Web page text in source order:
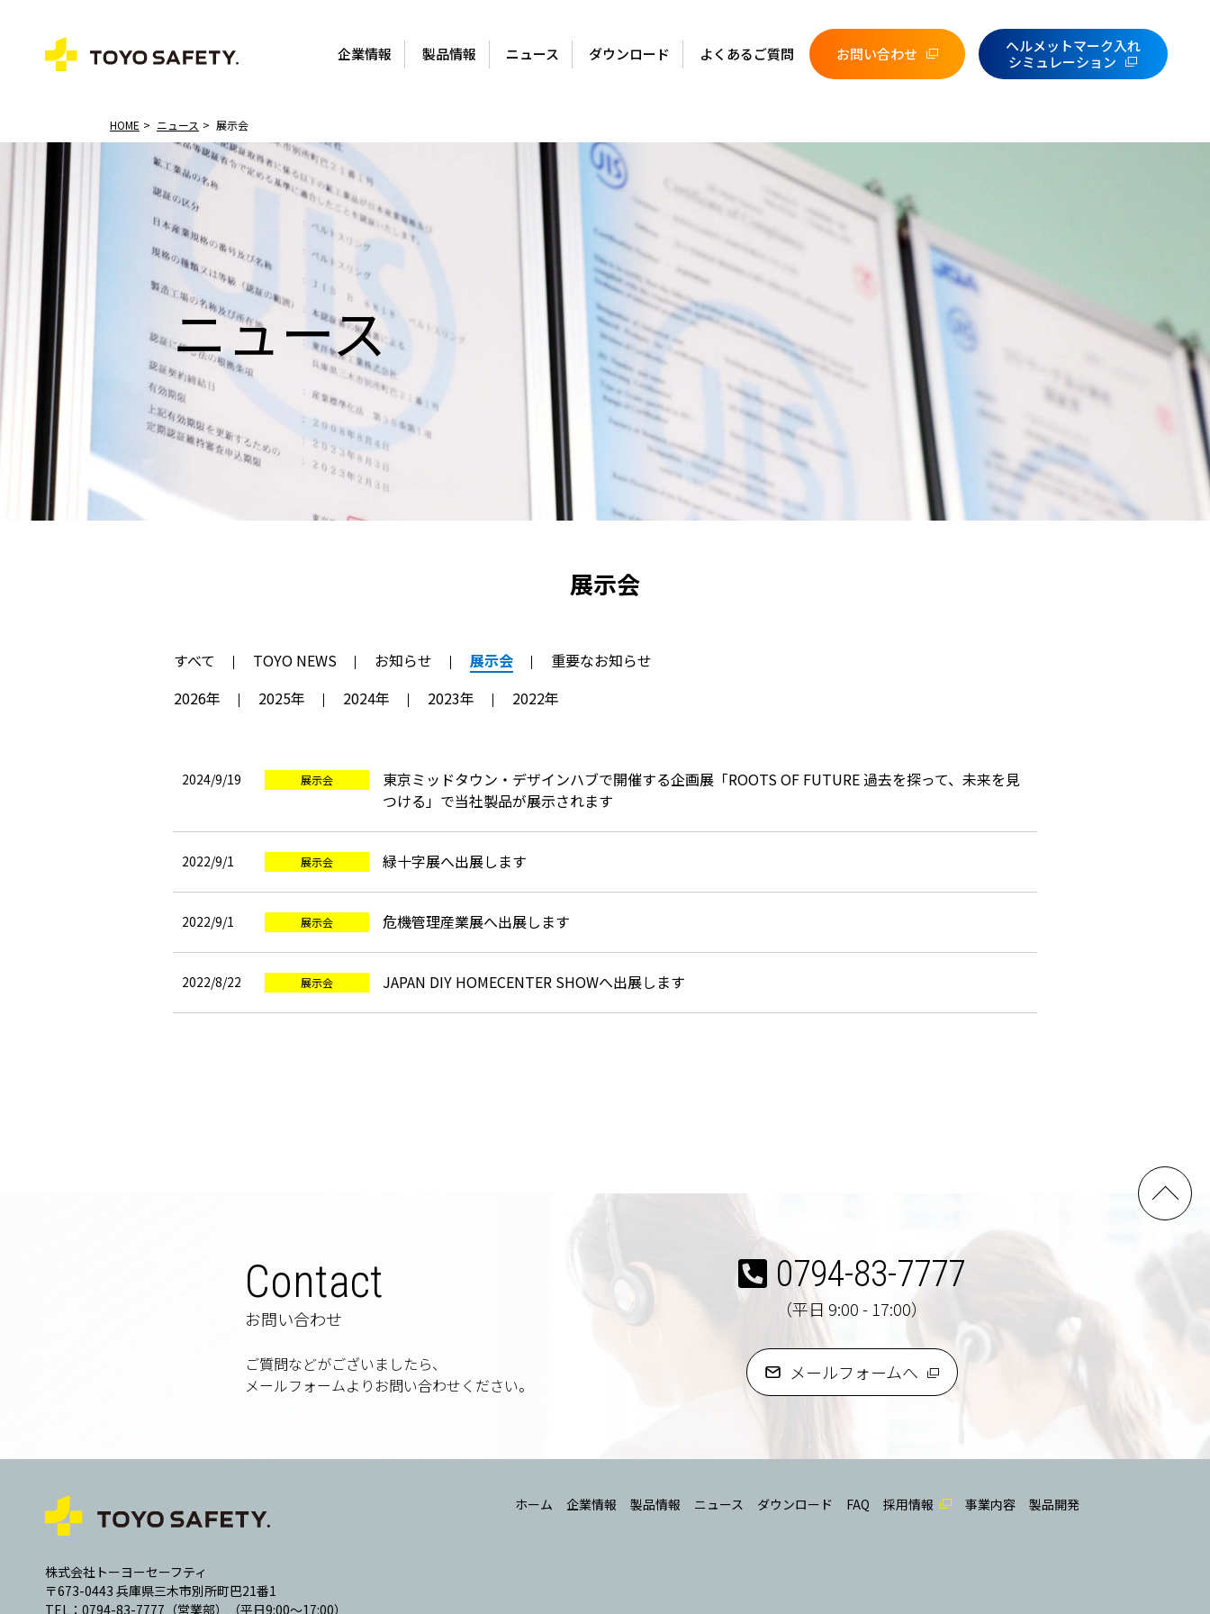
企業情報 製品情報 ニュース ダウンロード よくあるご質問 お問い合わせ
ヘルメットマーク入れ
シミュレーション
HOME ニュース 展示会
ニュース
展示会
すべて TOYO NEWS お知らせ 展示会
重要なお知らせ
2026年
2025年 2024年 2023年 2022年
2024/9/19 展示会
東京ミッドタウン・デザインハブで開催する企画展「ROOTS OF FUTURE 過去を探って、未来を見
つける」で当社製品が展示されます
2022/9/1 展示会 緑十字展へ出展します
2022/9/1 展示会 危機管理産業展へ出展します
2022/8/22 展示会 JAPAN DIY HOMECENTER SHOWへ出展します
Contact
お問い合わせ
ご質問などがございましたら、
メールフォームよりお問い合わせください。
0794-83-7777
（平日 9:00 - 17:00）
メールフォームへ
ホーム 企業情報 製品情報 ニュース ダウンロード FAQ 採用情報 事業内容 製品開発
株式会社トーヨーセーフティ
〒673-0443 兵庫県三木市別所町巴21番1
TEL：0794-83-7777（営業部）（平日9:00～17:00）